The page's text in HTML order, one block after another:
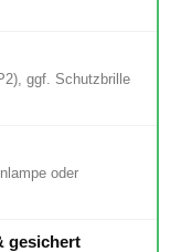
ggf. Schutzbrille
oder
gesichert